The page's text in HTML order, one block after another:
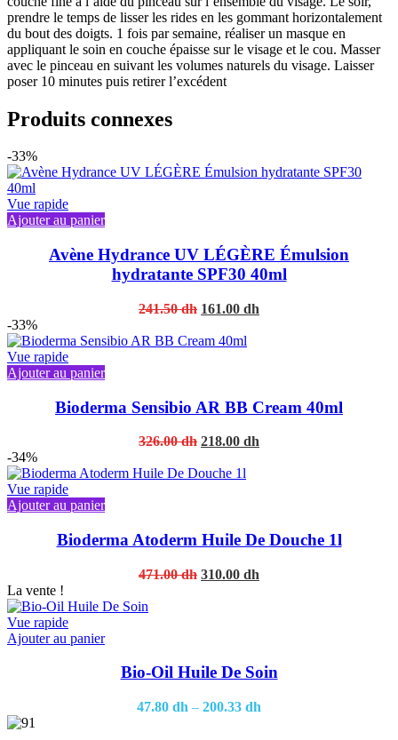
prendre le temps de lisser les rides en les gommant horizontalement
du bout des doigts. 1 fois par semaine, réaliser un masque en
appliquant le soin en couche épaisse sur le visage et le cou. Masser
avec le pinceau en suivant les volumes naturels du visage. Laisser
poser 10 minutes puis retirer l’excédent
Produits connexes
-33%
Vue rapide
Ajouter au panier
Avène Hydrance UV LÉGÈRE Émulsion
hydratante SPF30 40ml
241.50dh Original
was:
161.00 dh
-33%
Vue rapide
Ajouter au panier
Bioderma Sensibio AR BB Cream 40ml
326.00dh Original
was:
218.00 dh
-34%
Vue rapide
Ajouter au panier
Bioderma Atoderm Huile De Douche 1l
471.00dh Original
310.00 dh
La vente !
Vue rapide
Ajouter au panierThis
has
variants.
Bio-Oil Huile De Soin
47.80 dh – 200.33 dh